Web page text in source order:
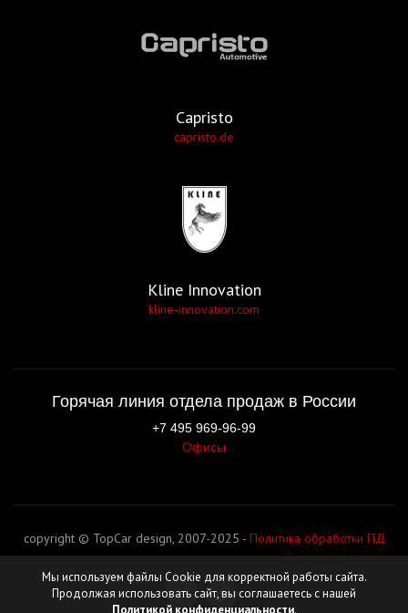
Capristo
capristo.de
Kline Innovation
kline-innovation.com
Горячая линия отдела продаж в России
+7 495 969-96-99
Офисы
copyright © TopCar design, 2007-2025 - Политика обработки ПД
Мы используем файлы Cookie для корректной работы сайта.
Продолжая использовать сайт, вы соглашаетесь с нашей
Политикой конфиденциальности.